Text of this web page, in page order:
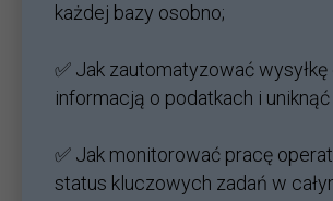
każdej bazy osobno;
✅ Jak zautomatyzować wysyłkę
informacją o podatkach i uniknąć
✅ Jak monitorować pracę
status kluczowych zadań w